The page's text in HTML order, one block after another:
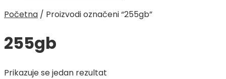
Početna / Proizvodi označeni “255gb”
255gb
Prikazuje se jedan rezultat